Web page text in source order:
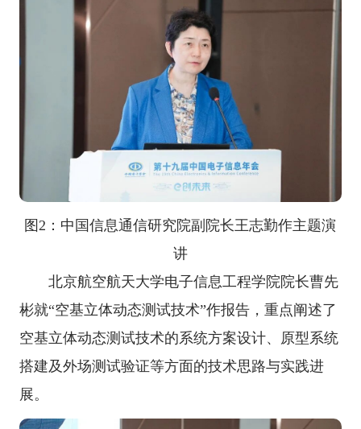
图2：中国信息通信研究院副院长王志勤作主题演
讲
北京航空航天大学电子信息工程学院院长曹先
彬就“空基立体动态测试技术”作报告，重点阐述了
空基立体动态测试技术的系统方案设计、原型系统
搭建及外场测试验证等方面的技术思路与实践进
展。